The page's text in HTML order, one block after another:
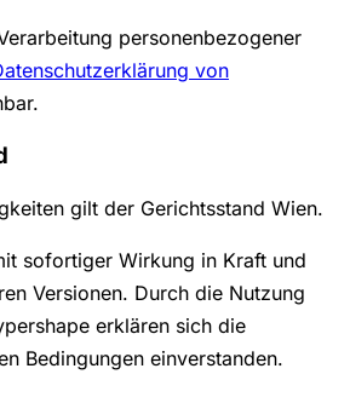
personenbezogener
von
gilt der Gerichtsstand Wien.
sofortiger Wirkung in Kraft und
Versionen. Durch die Nutzung
erklären sich die
Bedingungen einverstanden.